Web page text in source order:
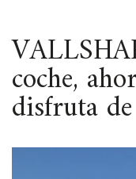
coche,
disfruta